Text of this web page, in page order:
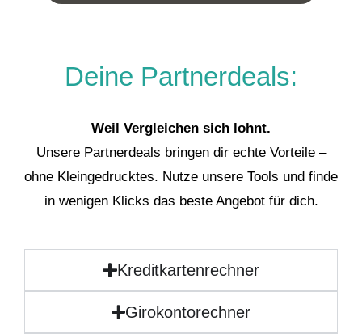
Deine Partnerdeals:
Weil Vergleichen sich lohnt.
Unsere Partnerdeals bringen dir echte Vorteile –
ohne Kleingedrucktes. Nutze unsere Tools und finde
in wenigen Klicks das beste Angebot für dich.
Kreditkartenrechner
Girokontorechner